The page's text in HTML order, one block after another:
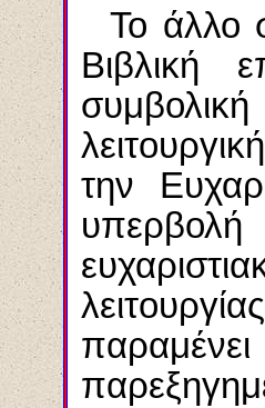
Το άλλο
Βιβλική
συμβολική
την
υπερβολή